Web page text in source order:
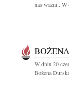
nas ważni.. W
W dniu 20
Bożena